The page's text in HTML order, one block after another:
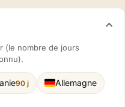
(le nombre de jours
90 j Allemagne